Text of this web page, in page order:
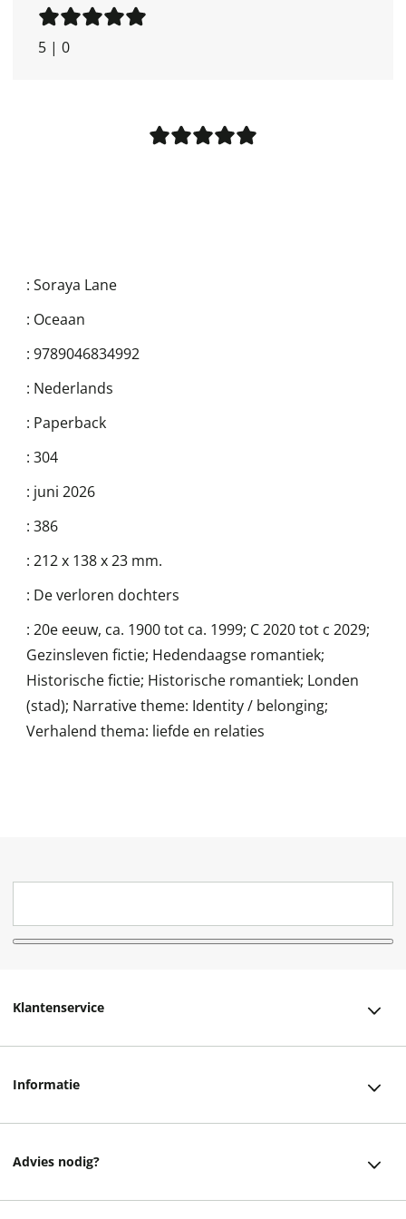
5 | 0
: Soraya Lane
: Oceaan
: 9789046834992
: Nederlands
: Paperback
: 304
: juni 2026
: 386
: 212 x 138 x 23 mm.
: De verloren dochters
: 20e eeuw, ca. 1900 tot ca. 1999; C 2020 tot c 2029;
Gezinsleven fictie; Hedendaagse romantiek;
Historische fictie; Historische romantiek; Londen
(stad); Narrative theme: Identity / belonging;
Verhalend thema: liefde en relaties
Klantenservice
Informatie
Advies nodig?